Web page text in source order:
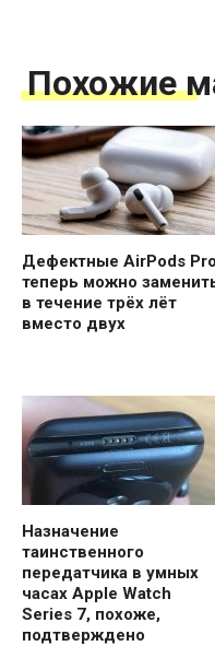
Похожие
Дефектные AirPods Pro
теперь можно
в течение трёх лёт
вместо двух
Назначение
таинственного
передатчика в умных
часах Apple Watch
Series 7, похоже,
подтверждено